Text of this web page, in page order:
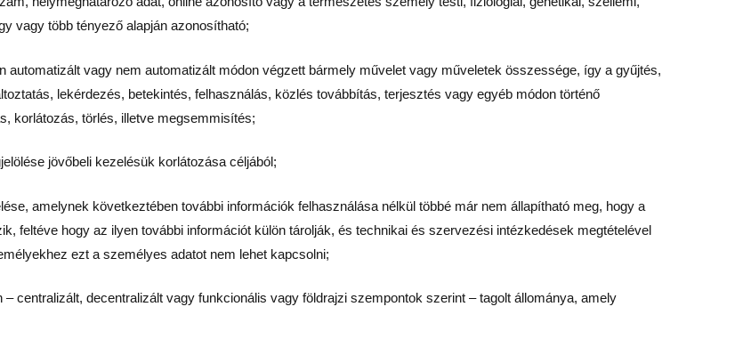
vagy több tényező alapján azonosítható;
automatizált vagy nem automatizált módon végzett bármely művelet vagy műveletek összessége, így a gyűjtés,
lekérdezés, betekintés, felhasználás, közlés továbbítás, terjesztés vagy egyéb módon történő
korlátozás, törlés, illetve megsemmisítés;
jövőbeli kezelésük korlátozása céljából;
amelynek következtében további információk felhasználása nélkül többé már nem állapítható meg, hogy a
feltéve hogy az ilyen további információt külön tárolják, és technikai és szervezési intézkedések megtételével
ezt a személyes adatot nem lehet kapcsolni;
centralizált, decentralizált vagy funkcionális vagy földrajzi szempontok szerint – tagolt állománya, amely